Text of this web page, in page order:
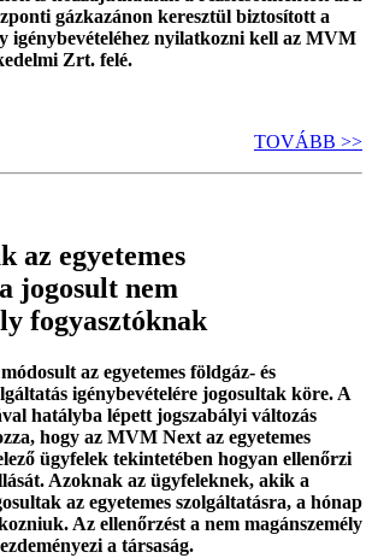
gázkazánon keresztül biztosított a
igénybevételéhez nyilatkozni kell az MVM
Zrt. felé.
TOVÁBB >>
az egyetemes
jogosult nem
fogyasztóknak
az egyetemes földgáz- és
igénybevételére jogosultak köre. A
hatályba lépett jogszabályi változás
hogy az MVM Next az egyetemes
ügyfelek tekintetében hogyan ellenőrzi
Azoknak az ügyfeleknek, akik a
az egyetemes szolgáltatásra, a hónap
Az ellenőrzést a nem magánszemély
a társaság.